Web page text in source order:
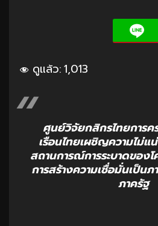
ดูแล้ว:1,013
ศูนย์วิจัยกสิกรไทยการ
เรือนไทยเผชิญความไม่
สถานการณ์การระบาดของ
การสร้างความเชื่อมั่นเป็น
ภาครัฐ